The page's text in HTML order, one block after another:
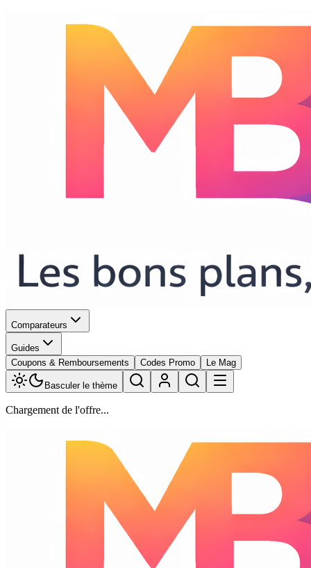
Comparateurs
Guides
Coupons & Remboursements
Codes Promo Le Mag
Basculer le thème
Chargement de l'offre...